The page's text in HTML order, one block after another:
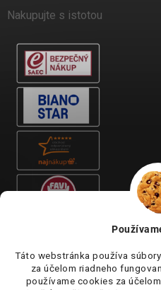
Táto webstránka používa
za účelom riadneho
používame cookies za
Nakupujte s istotou